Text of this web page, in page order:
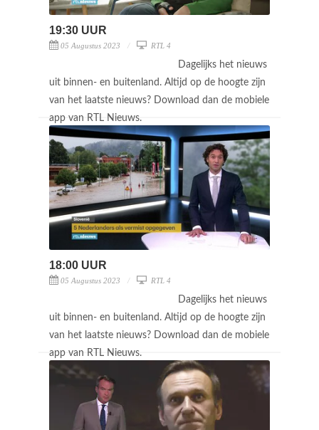
19:30 UUR
05 Augustus 2023 RTL 4
Dagelijks het nieuws
uit binnen- en buitenland. Altijd op de hoogte zijn
van het laatste nieuws? Download dan de mobiele
app van RTL Nieuws.
18:00 UUR
05 Augustus 2023 RTL 4
Dagelijks het nieuws
uit binnen- en buitenland. Altijd op de hoogte zijn
van het laatste nieuws? Download dan de mobiele
app van RTL Nieuws.